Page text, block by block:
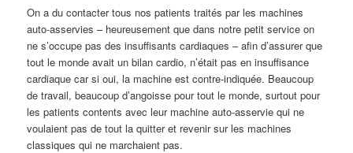
On a du contacter tous nos patients traités par les machines
auto-asservies – heureusement que dans notre petit service on
ne s’occupe pas des insuffisants cardiaques – afin d’assurer que
tout le monde avait un bilan cardio, n’était pas en insuffisance
cardiaque car si oui, la machine est contre-indiquée. Beaucoup
de travail, beaucoup d’angoisse pour tout le monde, surtout pour
les patients contents avec leur machine auto-asservie qui ne
voulaient pas de tout la quitter et revenir sur les machines
classiques qui ne marchaient pas.